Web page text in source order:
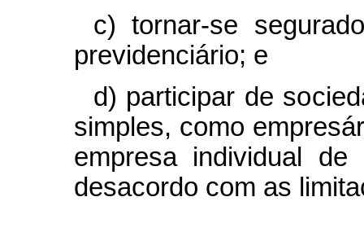
c) tornar-se
previdenciário; e
d) participar de
simples, como
empresa individual de
desacordo com as